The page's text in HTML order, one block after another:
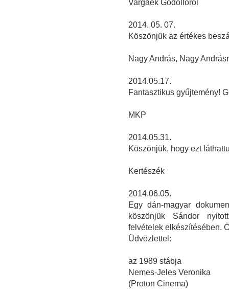
Vargáék Gödöllőről
2014. 05. 07.
Köszönjük az értékes
Nagy András, Nagy
2014.05.17.
Fantasztikus gyűjtemény!
MKP
2014.05.31.
Köszönjük, hogy ezt
Kertészék
2014.06.05.
Egy dán-magyar
köszönjük Sándor
felvételek elkészítésében.
Üdvözlettel:
az 1989 stábja
Nemes-Jeles Veronika
(Proton Cinema)